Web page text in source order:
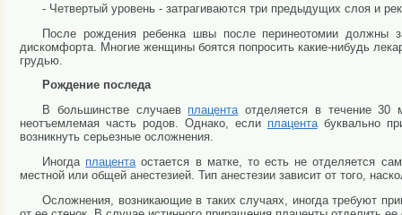
- Четвертый уровень - затрагиваются три предыдущих слоя и
После рождения ребенка швы после перинеотомии должны
дискомфорта. Многие женщины боятся попросить какие-нибудь
грудью.
Рождение последа
В большинстве случаев плацентаотделяется в течение 30
неотъемлемая часть родов. Однако, если плацентабуквально
возникнуть серьезные осложнения.
Иногда плацента остается в матке, то есть не отделяется
местной или общей анестезией. Тип анестезии зависит от того,
Осложнения, возникающие в таких случаях, иногда требуют